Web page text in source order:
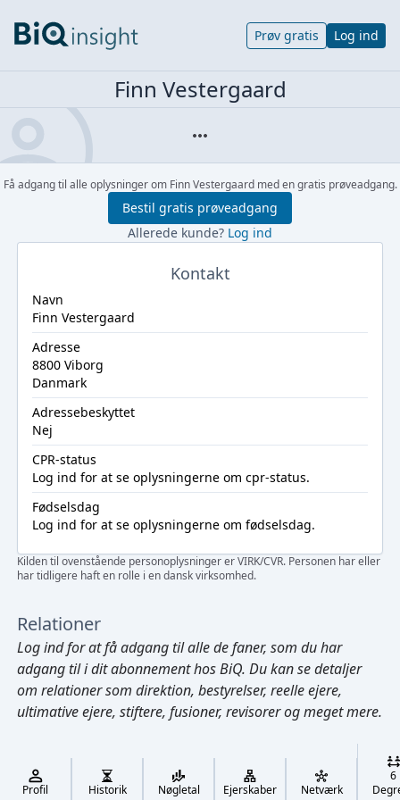
Cmd/Ctrl + K
Prøv gratis Log ind
Finn Vestergaard
Få adgang til alle oplysninger om Finn Vestergaard med en gratis prøveadgang.
Bestil gratis prøveadgang
Allerede kunde? Log ind
Kontakt
Navn
Finn Vestergaard
Adresse
8800 Viborg
Danmark
Adressebeskyttet
Nej
CPR-status
Log ind for at se oplysningerne om cpr-status.
Fødselsdag
Log ind for at se oplysningerne om fødselsdag.
Kilden til ovenstående personoplysninger er VIRK/CVR. Personen har eller
har tidligere haft en rolle i en dansk virksomhed.
Relationer
Log indfor at få adgang til alle de faner, som du har
adgang til i dit abonnement hos BiQ. Du kan se detaljer
om relationer som direktion, bestyrelser, reelle ejere,
ultimative ejere, stiftere, fusioner, revisorer og meget mere.
Profil Historik Nøgletal Ejerskaber Netværk
6